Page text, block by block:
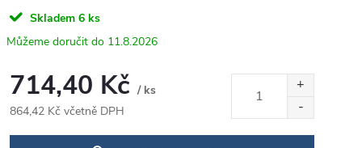
Skladem 6 ks
11.8.2026
714,40 Kč / ks
864,42 Kč včetně DPH